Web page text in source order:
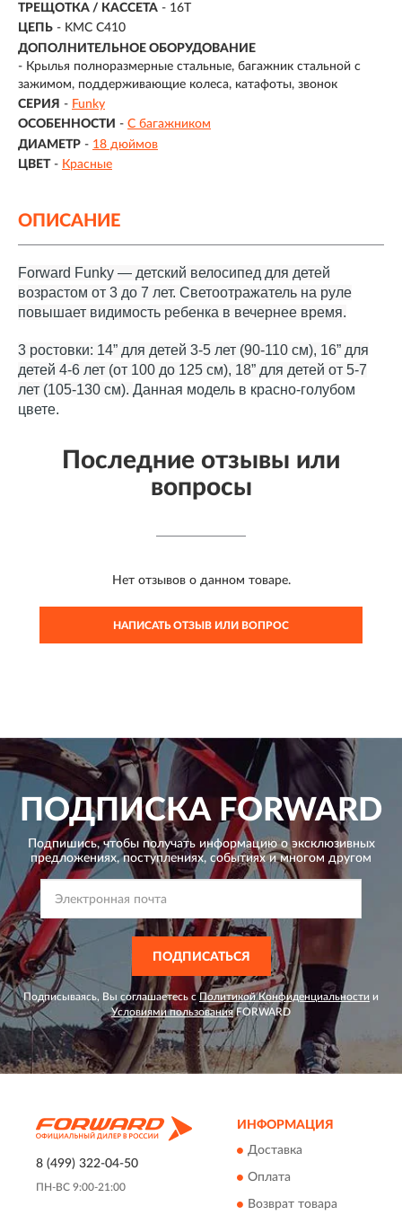
ТРЕЩОТКА / КАССЕТА - 16T
ЦЕПЬ - KMC C410
ДОПОЛНИТЕЛЬНОЕ ОБОРУДОВАНИЕ
- Крылья полноразмерные стальные, багажник стальной с
зажимом, поддерживающие колеса, катафоты, звонок
СЕРИЯ - Funky
ОСОБЕННОСТИ - С багажником
ДИАМЕТР - 18 дюймов
ЦВЕТ - Красные
ОПИСАНИЕ
Forward Funky — детский велосипед для детей
возрастом от 3 до 7 лет. Светоотражатель на руле
повышает видимость ребенка в вечернее время.
3 ростовки: 14” для детей 3-5 лет (90-110 см), 16” для
детей 4-6 лет (от 100 до 125 см), 18” для детей от 5-7
лет (105-130 см). Данная модель в красно-голубом
цвете.
Последние отзывы или
вопросы
Нет отзывов о данном товаре.
НАПИСАТЬ ОТЗЫВ ИЛИ ВОПРОС
ПОДПИСКАFORWARD
Подпишись, чтобы получать информацию о эксклюзивных
предложениях,поступлениях, событиях и многом другом
ПОДПИСАТЬСЯ
Подписываясь, Вы соглашаетесь с Политикой Конфиденциальности и
Условиями пользованияFORWARD
8 (499) 322-04-50
ПН-ВС 9:00-21:00
ИНФОРМАЦИЯ
Доставка
Оплата
Возврат товара